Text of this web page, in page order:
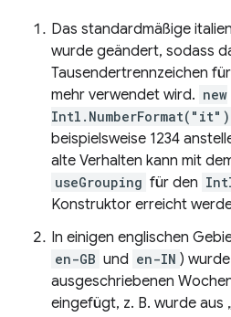
Das standardmäßige
wurde geändert, sodass
Tausendertrennzeichen
mehr verwendet wird. new
beispielsweise 1234
alte Verhalten kann mit
useGrouping für den
Konstruktor erreicht
In einigen englischen
en-GB und en-IN )
ausgeschriebenen
eingefügt, z. B. wurde aus